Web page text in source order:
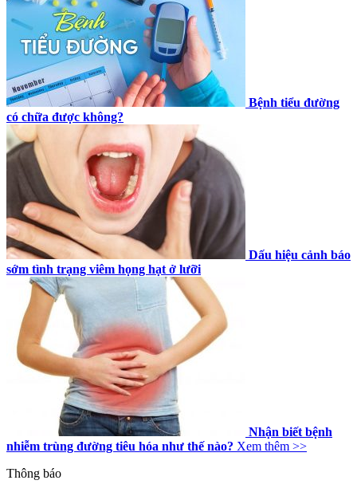
Bệnh tiểu đường
có chữa được không?
Dấu hiệu cảnh báo
sớm tình trạng viêm họng hạt ở lưỡi
Nhận biết bệnh
nhiễm trùng đường tiêu hóa như thế nào? Xem thêm >>
Thông báo